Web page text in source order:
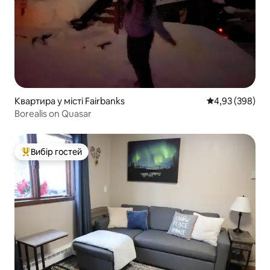
Квартира у місті Fairbanks Середня
4,93 (398)
Borealis on Quasar
Топ вибір гостей
Вибір гостей